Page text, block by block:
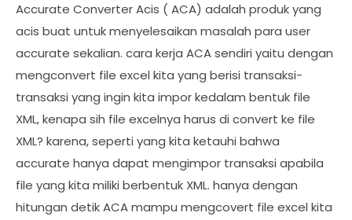
Accurate Converter Acis ( ACA) adalah produk yang
acis buat untuk menyelesaikan masalah para user
accurate sekalian. cara kerja ACA sendiri yaitu dengan
mengconvert file excel kita yang berisi transaksi-
transaksi yang ingin kita impor kedalam bentuk file
XML, kenapa sih file excelnya harus di convert ke file
XML? karena, seperti yang kita ketauhi bahwa
accurate hanya dapat mengimpor transaksi apabila
file yang kita miliki berbentuk XML. hanya dengan
hitungan detik ACA mampu mengcovert file excel kita